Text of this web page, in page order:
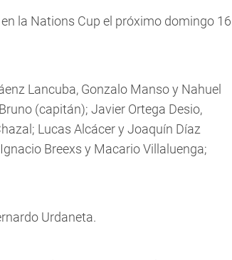
la Nations Cup el próximo domingo 16
Lancuba, Gonzalo Manso y Nahuel
(capitán); Javier Ortega Desio,
Lucas Alcácer y Joaquín Díaz
Breexs y Macario Villaluenga;
Urdaneta.